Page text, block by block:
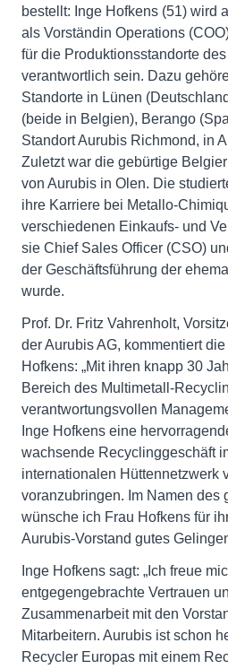
bestellt: Inge Hofkens (51) wird
als Vorständin Operations
für die Produktionsstandorte
verantwortlich sein. Dazu
Standorte in Lünen
(beide in Belgien), Berango
Standort Aurubis Richmond, in
Zuletzt war die gebürtige
von Aurubis in Olen. Die
ihre Karriere bei Metallo-
verschiedenen Einkaufs- und
sie Chief Sales Officer (CSO)
der Geschäftsführung der
wurde.
Prof. Dr. Fritz Vahrenholt,
der Aurubis AG, kommentiert
Hofkens: „Mit ihren knapp 30
Bereich des Multimetall-
verantwortungsvollen
Inge Hofkens eine
wachsende Recyclinggeschäft
internationalen Hüttennetzwerk
voranzubringen. Im Namen des
wünsche ich Frau Hofkens für
Aurubis-Vorstand gutes
Inge Hofkens sagt: „Ich freue
entgegengebrachte Vertrauen
Zusammenarbeit mit den
Mitarbeitern. Aurubis ist schon
Recycler Europas mit einem